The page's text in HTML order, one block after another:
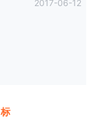
2017-06-12
标